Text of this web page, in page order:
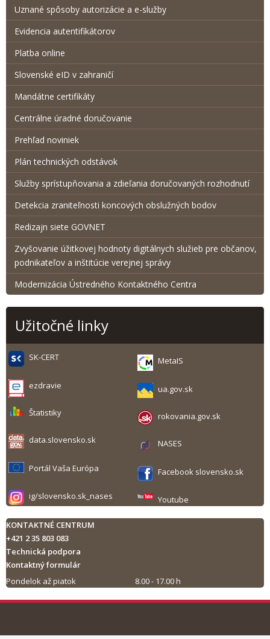
Uznané spôsoby autorizácie a e-služby
Evidencia autentifikátorov
Platba online
Slovenské eID v zahraničí
Mandátne certifikáty
Centrálne úradné doručovanie
Prehľad noviniek
Plán technických odstávok
Služby sprístupňovania a zdieľania doručovaných rozhodnutí
Detekcia zraniteľnosti koncových obslužných bodov
Redizajn siete GOVNET
Zvyšovanie úžitkovej hodnoty digitálnych služieb pre občanov,
podnikateľov a inštitúcie verejnej správy
Modernizácia Ústredného Kontaktného Centra
Užitočné linky
SK-CERT MetaIS
ezdravie ua.gov.sk
Štatistiky rokovania.gov.sk
data.slovensko.sk NASES
Portál Vaša Európa Facebook slovensko.sk
ig/slovensko.sk_nases Youtube
KONTAKTNÉ CENTRUM
+421 2 35 803 083
Technická podpora
Kontaktný formulár
Pondelok až piatok
8.00 - 17.00 h
Tlač obsahu